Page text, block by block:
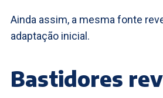
Ainda assim, a mesma fonte
adaptação inicial.
Bastidores